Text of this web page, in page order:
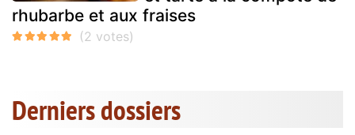
rhubarbe et aux fraises
Derniers dossiers